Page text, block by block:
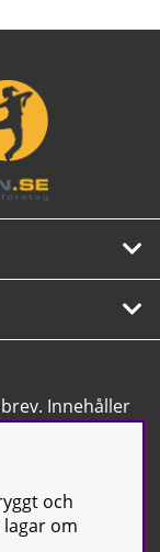
Innehåller
och
om